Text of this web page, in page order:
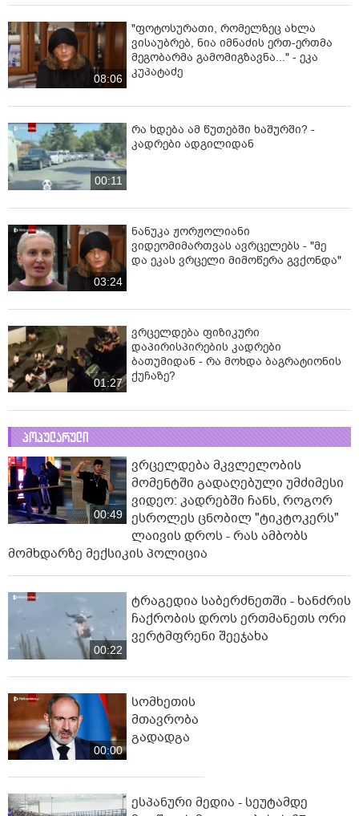
08:06
"ფოტოსურათი, რომელზეც ახლა
ვისაუბრებ, ნია იმნაძის ერთ-ერთმა
მეგობარმა გამომიგზავნა..." - ეკა
კუპატაძე
00:11
რა ხდება ამ წუთებში ხაშურში? -
კადრები ადგილიდან
03:24
ნანუკა ჟორჟოლიანი
ვიდეომიმართვას ავრცელებს - "მე
და ეკას ვრცელი მიმოწერა გვქონდა"
01:27
ვრცელდება ფიზიკური
დაპირისპირების კადრები
ბათუმიდან - რა მოხდა ბაგრატიონის
ქუჩაზე?
პოპულარული
00:49
ვრცელდება მკვლელობის
მომენტში გადაღებული უმძიმესი
ვიდეო: კადრებში ჩანს, როგორ
ესროლეს ცნობილ "ტიკტოკერს"
ლაივის დროს - რას ამბობს
მომხდარზე მექსიკის პოლიცია
00:22
ტრაგედია საბერძნეთში - ხანძრის
ჩაქრობის დროს ერთმანეთს ორი
ვერტმფრენი შეეჯახა
00:00
სომხეთის
მთავრობა
გადადგა
ესპანური მედია - სეუტამდე